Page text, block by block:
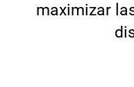
maximizar